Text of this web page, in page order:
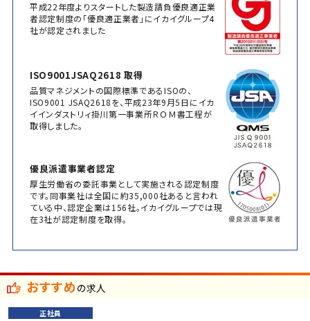
平成22年度よりスタートした製造請負優良適正業
者認定制度の「優良適正業者」にイカイグループ4
社が認定されました
ISO9001JSAQ2618 取得
品質マネジメントの国際標準であるISOの、
ISO9001 JSAQ2618を、平成23年9月5日にイカ
イインダストリィ掛川第一事業所ＲＯＭ書工程が
取得しました。
優良派遣事業者認定
厚生労働省の委託事業として実施される認定制度
です。同事業社は全国に約35,000社あると言われ
ている中、認定企業は156社。イカイグループでは現
在3社が認定制度を取得。
おすすめの求人
正社員